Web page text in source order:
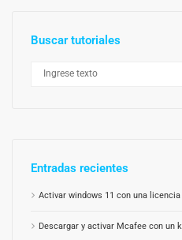
Buscar tutoriales
Entradas recientes
Activar windows 11 con una
Descargar y activar Mcafee con un